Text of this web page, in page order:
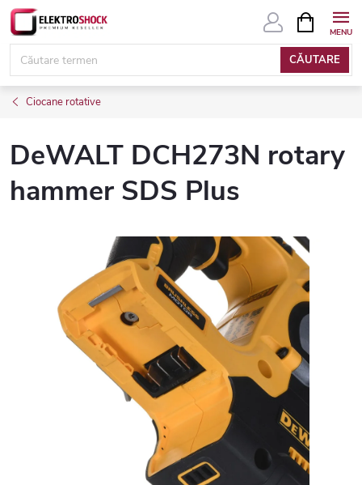
Treci
conținut
CĂUTARE
COŞ
DE
Ciocane rotative
DeWALT DCH273N rotary
hammer SDS Plus